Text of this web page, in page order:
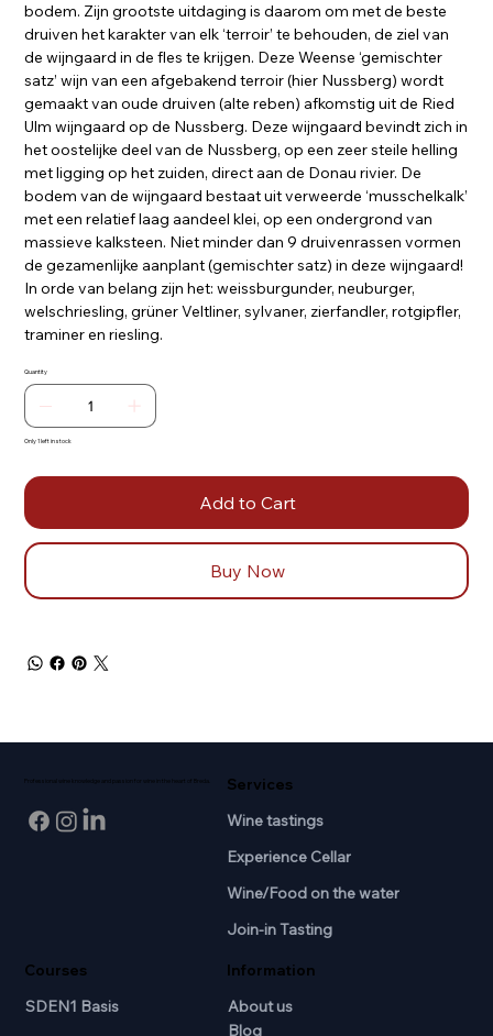
bodem. Zijn grootste uitdaging is daarom om met de beste
druiven het karakter van elk ‘terroir’ te behouden, de ziel van
de wijngaard in de fles te krijgen. Deze Weense ‘gemischter
satz’ wijn van een afgebakend terroir (hier Nussberg) wordt
gemaakt van oude druiven (alte reben) afkomstig uit de Ried
Ulm wijngaard op de Nussberg. Deze wijngaard bevindt zich in
het oostelijke deel van de Nussberg, op een zeer steile helling
met ligging op het zuiden, direct aan de Donau rivier. De
bodem van de wijngaard bestaat uit verweerde ‘musschelkalk’
met een relatief laag aandeel klei, op een ondergrond van
massieve kalksteen. Niet minder dan 9 druivenrassen vormen
de gezamenlijke aanplant (gemischter satz) in deze wijngaard!
In orde van belang zijn het: weissburgunder, neuburger,
welschriesling, grüner Veltliner, sylvaner, zierfandler, rotgipfler,
traminer en riesling.
Quantity
Only 1 left in stock
Add to Cart
Buy Now
Professional wine knowledge and passion for wine in the heart of Breda.
Courses
SDEN1 Basis
Services
Wine tastings
Experience Cellar
Wine/Food on the water
Join-in Tasting
Information
About us
Blog